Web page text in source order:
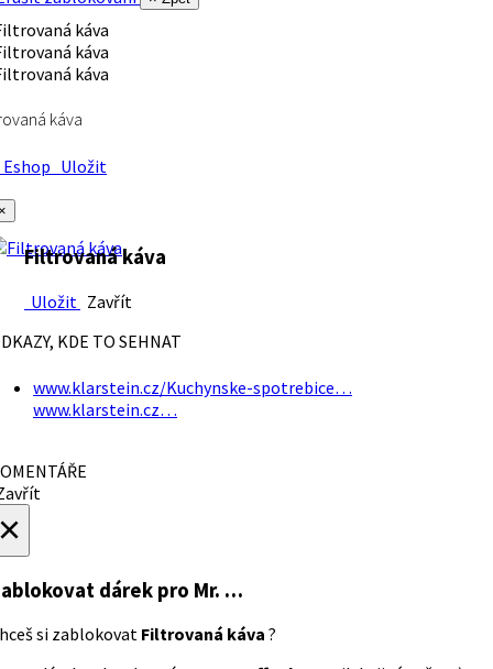
káva
Uložit
Filtrovaná káva
Uložit Zavřít
KDE TO SEHNAT
www.klarstein.cz/Kuchynske-spotrebice…
www.klarstein.cz…
dárek pro Mr. …
si zablokovat Filtrovaná káva ?